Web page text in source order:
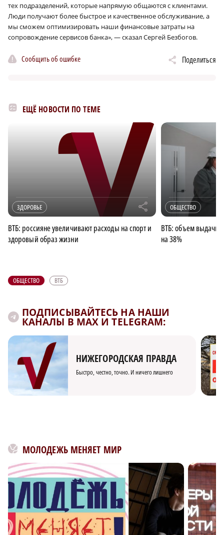
тех подразделений, которые напрямую общаются с клиентами.
Люди получают более быстрое и качественное обслуживание, а
мы сможем оптимизировать наши финансовые затраты на
сопровождение сервисов банка», — сказал Сергей Безбогов.
Сообщить об ошибке Поделиться
ЕЩЁ НОВОСТИ ПО ТЕМЕ
ЗДОРОВЬЕ r
ВТБ: россияне увеличивают расходы на спорт и
здоровый образ жизни
ОБЩЕСТВО
ВТБ: объем выдачи
на 38%
ОБЩЕСТВО ВТБ
ПОДПИСЫВАЙТЕСЬ НА НАШИ
КАНАЛЫ В MAX И TELEGRAM:
НИЖЕГОРОДСКАЯ ПРАВДА
Быстро, честно, точно. И ничего лишнего
МОЛОДЕЖЬ МЕНЯЕТ МИР